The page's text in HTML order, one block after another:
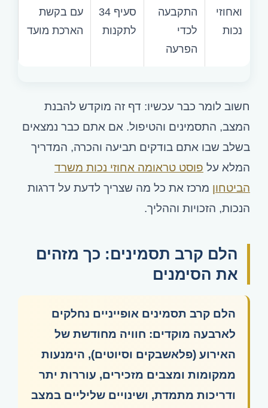
ואחוזי
נכות
התקבעה
לכדי
הפרעה
סעיף 34
לתקנות
עם בקשת
הארכת מועד
חשוב לומר כבר עכשיו: דף זה מוקדש להבנת
המצב, התסמינים והטיפול. אם אתם כבר נמצאים
בשלב שבו אתם בודקים תביעה והכרה, המדריך
המלא על פוסט טראומה אחוזי נכות משרד
הביטחון מרכז את כל מה שצריך לדעת על דרגות
הנכות, הזכויות וההליך.
הלם קרב תסמינים: כך מזהים
את הסימנים
הלם קרב תסמינים אופייניים נחלקים
לארבעה מוקדים: חוויה מחודשת של
האירוע (פלאשבקים וסיוטים), הימנעות
ממקומות ומצבים מזכירים, עוררות יתר
ודריכות מתמדת, ושינויים שליליים במצב